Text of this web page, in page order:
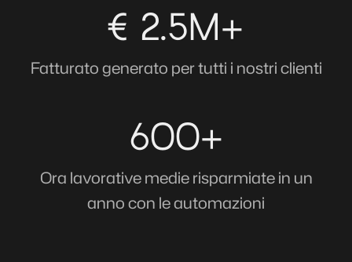
€ 2.5M+
Fatturato generato per tutti i nostri clienti
600+
Ora lavorative medie risparmiate in un
anno con le automazioni